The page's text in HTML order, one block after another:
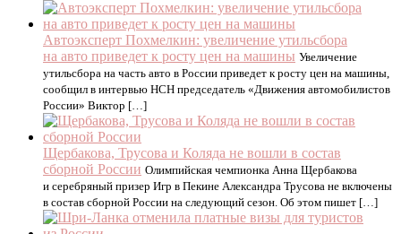
Автоэксперт Похмелкин: увеличение утильсбора
на авто приведет к росту цен на машины Увеличение
утильсбора на часть авто в России приведет к росту цен на машины,
сообщил в интервью НСН председатель «Движения автомобилистов
России» Виктор […]
Щербакова, Трусова и Коляда не вошли в состав
сборной России Олимпийская чемпионка Анна Щербакова
и серебряный призер Игр в Пекине Александра Трусова не включены
в состав сборной России на следующий сезон. Об этом пишет […]